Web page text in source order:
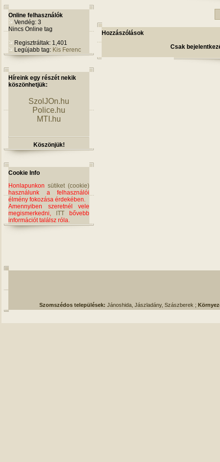
Online felhasználók
Vendég: 3
Nincs Online tag
Regisztráltak: 1,401
Legújabb tag: Kis Ferenc
Híreink egy részét nekik
köszönhetjük:
SzolJOn.hu
Police.hu
MTI.hu
Köszönjük!
Cookie Info
Honlapunkon sütiket (cookie)
használunk a felhasználói
élmény fokozása érdekében.
Amennyiben szeretnél vele
megismerkedni,
ITT bővebb
információt találsz róla.
Hozzászólások
Csak
Szomszédos települések: Jánoshida, Jászladány, Szászberek ;